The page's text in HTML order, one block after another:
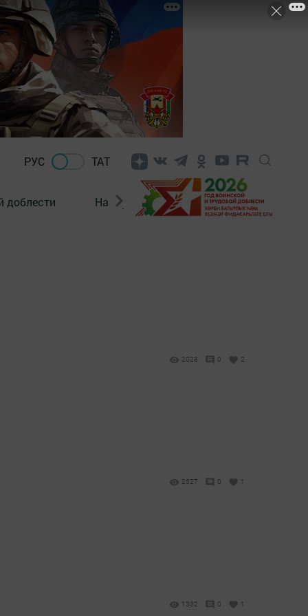
РУС ТАТ
доблести Нацпроекты Поколение будущего
2028 0 2
2527 0 1
1332 0 1